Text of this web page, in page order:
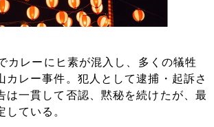
カレーにヒ素が混入し、多くの犠牲
カレー事件。犯人として逮捕・起訴さ
は一貫して否認、黙秘を続けたが、最
している。